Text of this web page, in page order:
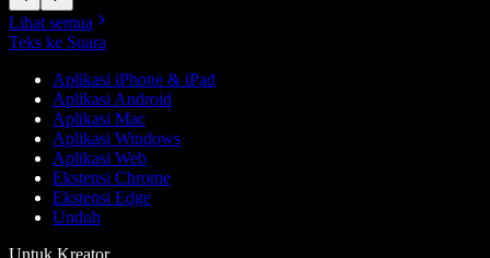
Lihat semua
Teks ke Suara
Aplikasi iPhone & iPad
Aplikasi Android
Aplikasi Mac
Aplikasi Windows
Aplikasi Web
Ekstensi Chrome
Ekstensi Edge
Unduh
Untuk Kreator